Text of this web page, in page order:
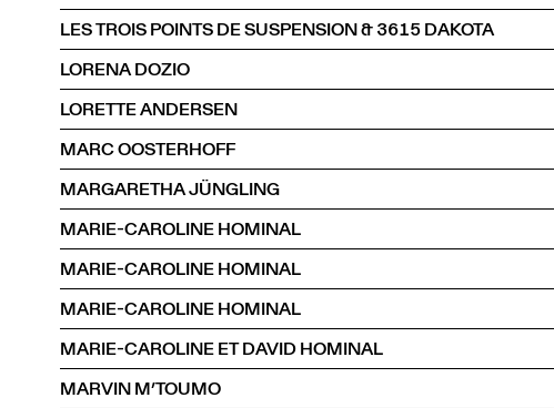
LES TROIS POINTS DE SUSPENSION & 3615 DAKOTA
LORENA DOZIO
LORETTE ANDERSEN
MARC OOSTERHOFF
MARGARETHA JÜNGLING
MARIE-CAROLINE HOMINAL
MARIE-CAROLINE HOMINAL
MARIE-CAROLINE HOMINAL
MARIE-CAROLINE ET DAVID HOMINAL
MARVIN M’TOUMO